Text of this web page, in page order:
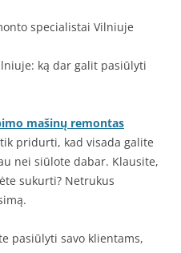
specialistai Vilniuje
ką dar galit pasiūlyti
mašinų remontas
pridurti, kad visada galite
nei siūlote dabar. Klausite,
sukurti? Netrukus
pasiūlyti savo klientams,